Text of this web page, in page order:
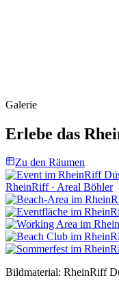
Galerie
Erlebe das
Zu den Räumen
RheinRiff · Areal Böhler
Bildmaterial: RheinRiff